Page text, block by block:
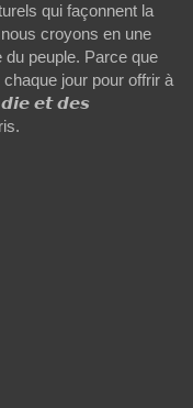
qui façonnent la
croyons en une
peuple. Parce que
jour pour offrir à
𝙚𝙩 𝙙𝙚𝙨